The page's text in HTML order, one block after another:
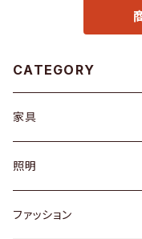
CATEGORY
家具
ソファ / ベンチ
チェア / スツール
照明
ペンダントライト
ファッション